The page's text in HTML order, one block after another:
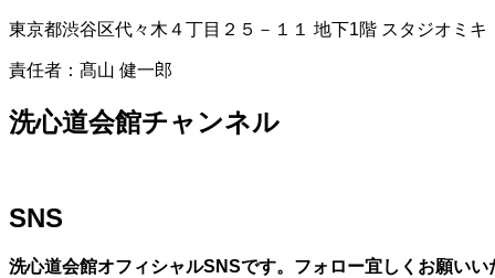
東京都渋谷区代々木４丁目２５－１１ 地下1階 スタジオミキ
責任者：髙山 健一郎
洗心道会館チャンネル
SNS
洗心道会館オフィシャルSNSです。フォロー宜しくお願いい